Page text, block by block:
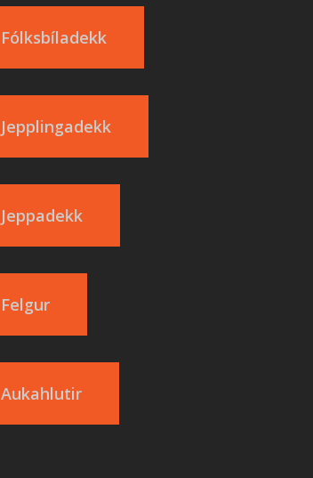
Fólksbíladekk
Jepplingadekk
Jeppadekk
Felgur
Aukahlutir